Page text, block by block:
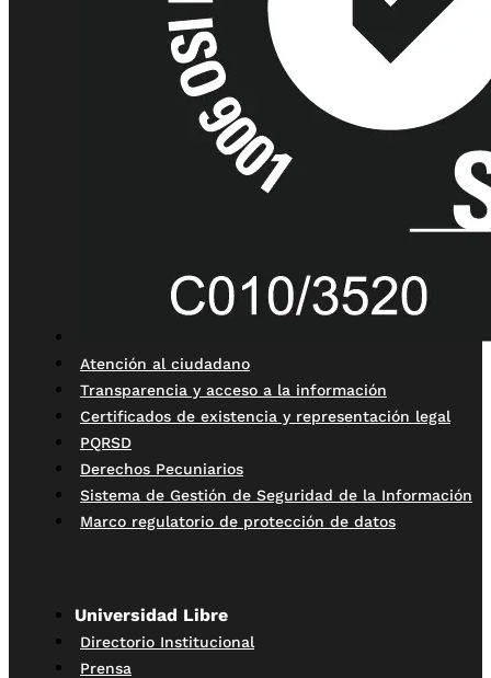
Atención al ciudadano
Transparencia y acceso a la información
Certificados de existencia y representación legal
PQRSD
Derechos Pecuniarios
Sistema de Gestión de Seguridad de la Información
Marco regulatorio de protección de datos
Universidad Libre
Directorio Institucional
Prensa